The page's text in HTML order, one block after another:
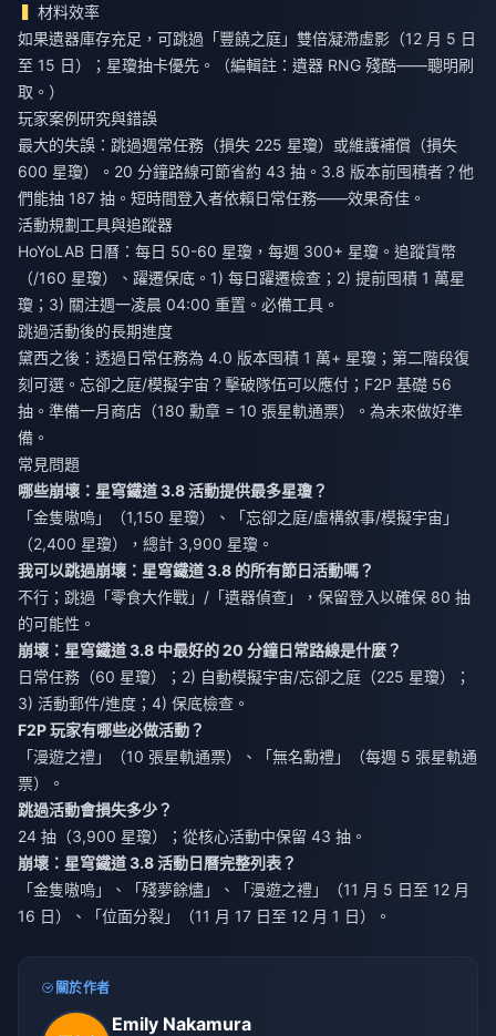
材料效率
如果遺器庫存充足，可跳過「豐饒之庭」雙倍凝滯虛影（12 月 5 日
至 15 日）；星瓊抽卡優先。（編輯註：遺器 RNG 殘酷——聰明刷
取。）
玩家案例研究與錯誤
最大的失誤：跳過週常任務（損失 225 星瓊）或維護補償（損失
600 星瓊）。20 分鐘路線可節省約 43 抽。3.8 版本前囤積者？他
們能抽 187 抽。短時間登入者依賴日常任務——效果奇佳。
活動規劃工具與追蹤器
HoYoLAB 日曆：每日 50-60 星瓊，每週 300+ 星瓊。追蹤貨幣
（/160 星瓊）、躍遷保底。1) 每日躍遷檢查；2) 提前囤積 1 萬星
瓊；3) 關注週一凌晨 04:00 重置。必備工具。
跳過活動後的長期進度
黛西之後：透過日常任務為 4.0 版本囤積 1 萬+ 星瓊；第二階段復
刻可選。忘卻之庭/模擬宇宙？擊破隊伍可以應付；F2P 基礎 56
抽。準備一月商店（180 勳章 = 10 張星軌通票）。為未來做好準
備。
常見問題
哪些崩壞：星穹鐵道 3.8 活動提供最多星瓊？
「金隻嗷嗚」（1,150 星瓊）、「忘卻之庭/虛構敘事/模擬宇宙」
（2,400 星瓊），總計 3,900 星瓊。
我可以跳過崩壞：星穹鐵道 3.8 的所有節日活動嗎？
不行；跳過「零食大作戰」/「遺器偵查」，保留登入以確保 80 抽
的可能性。
崩壞：星穹鐵道 3.8 中最好的 20 分鐘日常路線是什麼？
日常任務（60 星瓊）；2) 自動模擬宇宙/忘卻之庭（225 星瓊）；
3) 活動郵件/進度；4) 保底檢查。
F2P 玩家有哪些必做活動？
「漫遊之禮」（10 張星軌通票）、「無名勳禮」（每週 5 張星軌通
票）。
跳過活動會損失多少？
24 抽（3,900 星瓊）；從核心活動中保留 43 抽。
崩壞：星穹鐵道 3.8 活動日曆完整列表？
「金隻嗷嗚」、「殘夢餘燼」、「漫遊之禮」（11 月 5 日至 12 月
16 日）、「位面分裂」（11 月 17 日至 12 月 1 日）。
關於作者
Emily Nakamura